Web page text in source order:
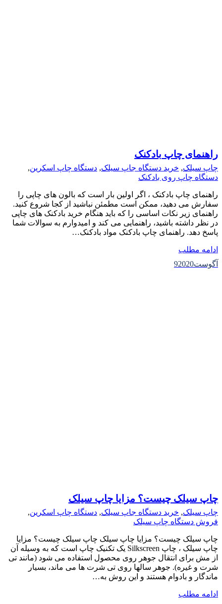
راهنمای چاپ بادکنک
چاپ سیلک, خرید دستگاه جاپ سیلک, دستگاه چاپ اسکرین,
دستگاه چاپ روی بادکنک
راهنمای چاپ بادکنک ، اگر اولین بار است که بالون های چاپی را
سفارش می دهید، ممکن است مطمئن نباشید از کجا شروع کنید.
راهنمای زیر نکات اساسی را که باید هنگام خرید بادکنک های چاپی
در نظر داشته باشید، راهنمایی می کند و امیدوارم به سوالات شما
پاسخ دهد. راهنمای چاپ بادکنک مواد بادکنک…
ادامه مطلب
آگوست
92020
چاپ سیلک چیست؟ مزایا چاپ سیلک
چاپ سیلک, خرید دستگاه جاپ سیلک, دستگاه چاپ اسکرین,
فروش دستگاه چاپ سیلک
چاپ سیلک چیست؟ مزایا چاپ سیلک چاپ سیلک چیست؟ مزایا
چاپ سیلک ، چاپ Silkscreen یک تکنیک چاپ است که به وسیله آن
از مش برای انتقال جوهر روی محصول استفاده می شود (مانند تی
شرت و غیره). جوهر سالها روی تی شرت ها می ماند، بسیار
ماندگار و بادوام هستند و این روش به…
ادامه مطلب